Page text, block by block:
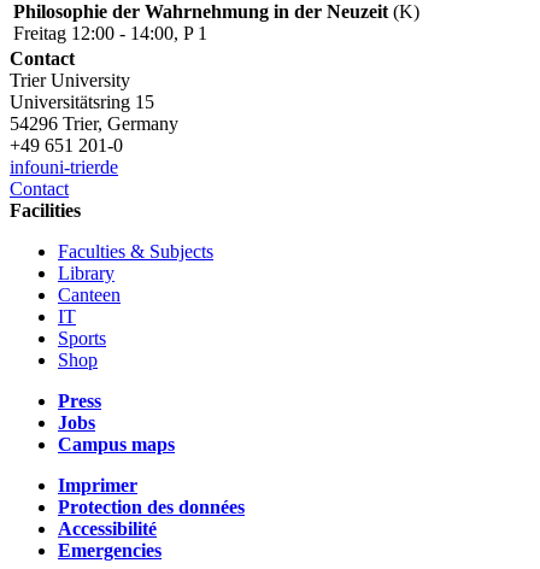
Philosophie der Wahrnehmung in der Neuzeit (K)
Freitag 12:00 - 14:00, P 1
Contact
Trier University
Universitätsring 15
54296 Trier, Germany
+49 651 201-0
infouni-trierde
Contact
Facilities
Faculties & Subjects
Library
Canteen
IT
Sports
Shop
Press
Jobs
Campus maps
Imprimer
Protection des données
Accessibilité
Emergencies